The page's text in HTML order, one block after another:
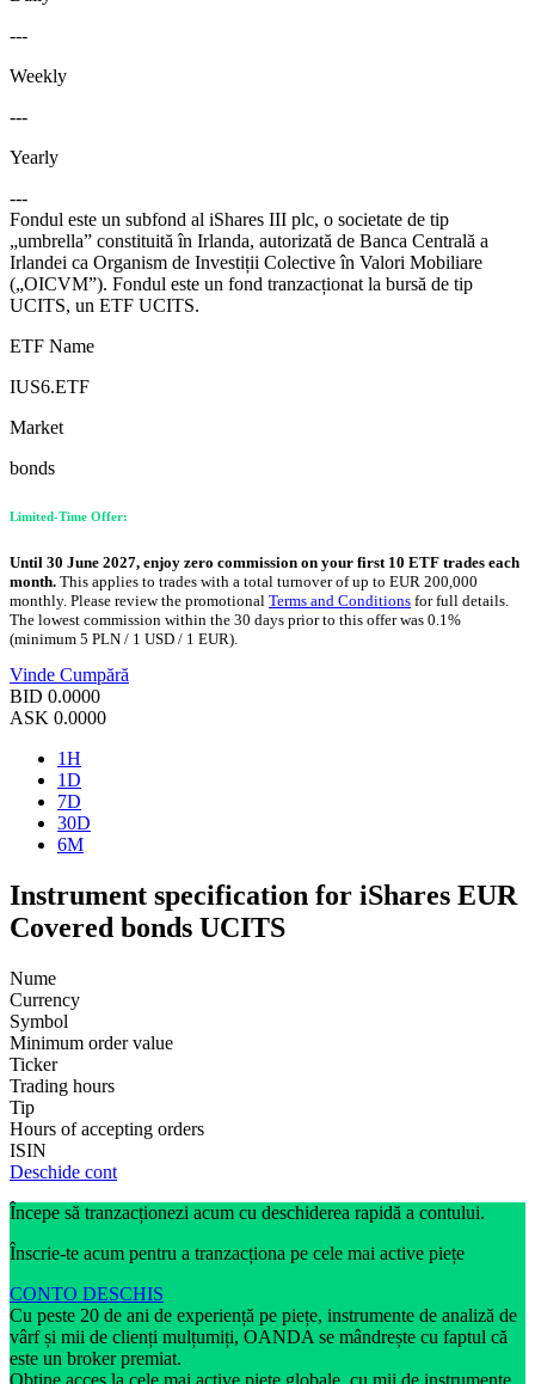
---
Weekly
---
Yearly
---
Fondul este un subfond al iShares III plc, o societate de tip
„umbrella” constituită în Irlanda, autorizată de Banca Centrală a
Irlandei ca Organism de Investiții Colective în Valori Mobiliare
(„OICVM”). Fondul este un fond tranzacționat la bursă de tip
UCITS, un ETF UCITS.
ETF Name
IUS6.ETF
Market
bonds
Limited-Time Offer:
Until 30 June 2027, enjoy zero commission on your first 10 ETF trades each
month. This applies to trades with a total turnover of up to EUR 200,000
monthly. Please review the promotional Terms and Conditions for full details.
The lowest commission within the 30 days prior to this offer was 0.1%
(minimum 5 PLN / 1 USD / 1 EUR).
Vinde Cumpără
BID 0.0000
ASK 0.0000
1H
1D
7D
30D
6M
Instrument specification for iShares EUR
Covered bonds UCITS
Nume
Currency
Symbol
Minimum order value
Ticker
Trading hours
Tip
Hours of accepting orders
ISIN
Deschide cont
Începe să tranzacționezi acum cu deschiderea rapidă a contului.
Înscrie-te acum pentru a tranzacționa pe cele mai active piețe
CONTO DESCHIS
Cu peste 20 de ani de experiență pe piețe, instrumente de analiză de
vârf și mii de clienți mulțumiți, OANDA se mândrește cu faptul că
este un broker premiat.
Obține acces la cele mai active piețe globale, cu mii de instrumente